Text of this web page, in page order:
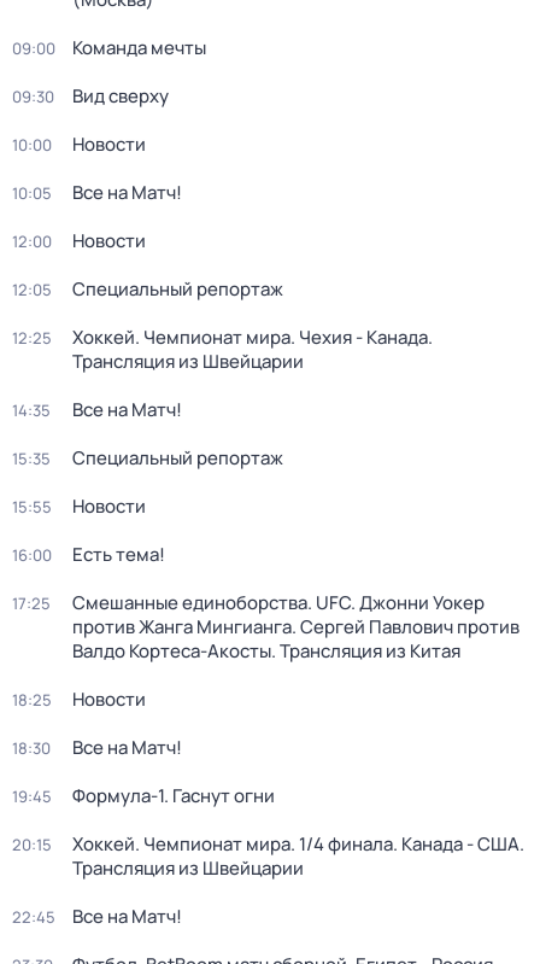
09:00 Команда мечты
09:30 Вид сверху
10:00 Новости
10:05 Все на Матч!
12:00 Новости
12:05 Специальный репортаж
12:25
Хоккей. Чемпионат мира. Чехия - Канада.
Трансляция из Швейцарии
14:35 Все на Матч!
15:35 Специальный репортаж
15:55 Новости
16:00 Есть тема!
17:25
Смешанные единоборства. UFC. Джонни Уокер
против Жанга Мингианга. Сергей Павлович против
Валдо Кортеса-Акосты. Трансляция из Китая
18:25 Новости
18:30 Все на Матч!
19:45 Формула-1. Гаснут огни
20:15
Хоккей. Чемпионат мира. 1/4 финала. Канада - США.
Трансляция из Швейцарии
22:45 Все на Матч!